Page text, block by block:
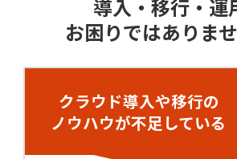
導入・移行・運
お困りではありま
クラウド導入や移行の
ノウハウが不足している